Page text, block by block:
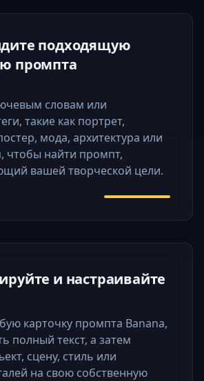
подходящую
промпта
словам или
такие как портрет,
мода, архитектура или
чтобы найти промпт,
вашей творческой цели.
и настраивайте
карточку промпта Banana,
полный текст, а затем
сцену, стиль или
на свою собственную